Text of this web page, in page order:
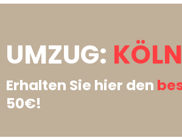
UMZUG:
Erhalten Sie hier den
50€!